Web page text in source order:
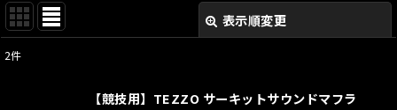
表示順変更
2件
【競技用】TEZZO サーキットサウンドマフラ